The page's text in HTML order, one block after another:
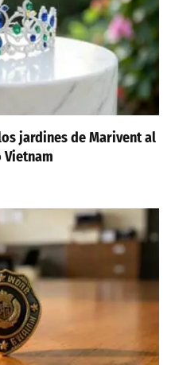
jardines de Marivent al
Vietnam